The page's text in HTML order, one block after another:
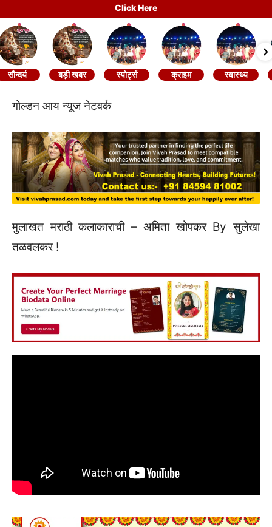
Click Here
सौन्दर्य बड़ी खबर स्पोर्ट्स क्राइम स्वास्थ्य
गोल्डन आय न्यूज नेटवर्क
मुलाखत मराठी कलाकाराची – अमिता खोपकर By सुलेखा
तळवलकर !